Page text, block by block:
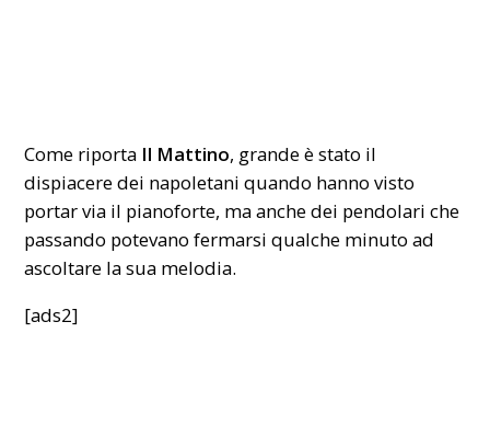
Come riporta Il Mattino, grande è stato il
dispiacere dei napoletani quando hanno visto
portar via il pianoforte, ma anche dei pendolari che
passando potevano fermarsi qualche minuto ad
ascoltare la sua melodia.
[ads2]